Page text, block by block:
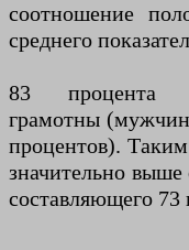
соотношение
среднего
83 процента
грамотны
процентов).
значительно выше
составляющего 73